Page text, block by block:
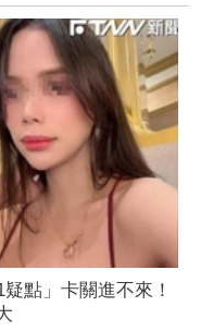
點」卡關進不來！